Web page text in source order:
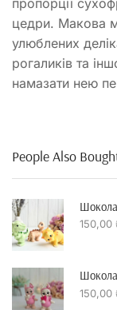
пропорції
цедри. Макова
улюблених
рогаликів та
намазати нею
People Also
150,00
150,00